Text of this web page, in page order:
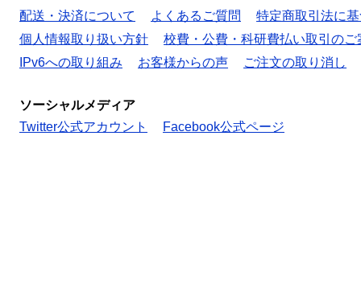
配送・決済について
よくあるご質問
特定商取引法に
個人情報取り扱い方針
校費・公費・科研費払い取引のご
IPv6への取り組み
お客様からの声 ご注文の取り消し
ソーシャルメディア
Twitter公式アカウント
Facebook公式ページ